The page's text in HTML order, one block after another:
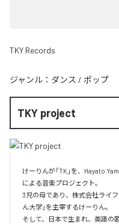
TKY Records
ジャンル： ダンス / ポップ
TKY project
けーりんが「TK」を、Hayato
による音楽プロジェクト。
3児の母であり、株式会社ライ
ん大学」を主宰するけーりん。
そして、日本で生まれ、英語の